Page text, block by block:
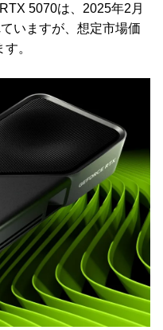
5070は、2025年2月
いますが、想定市場価
。